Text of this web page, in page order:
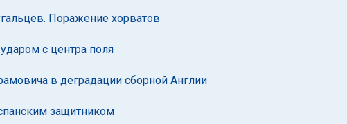
Поражение хорватов
с центра поля
в деградации сборной Англии
защитником